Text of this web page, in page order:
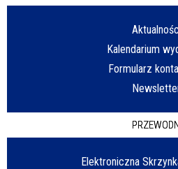
Kalendarium
Formularz
Elektroniczna